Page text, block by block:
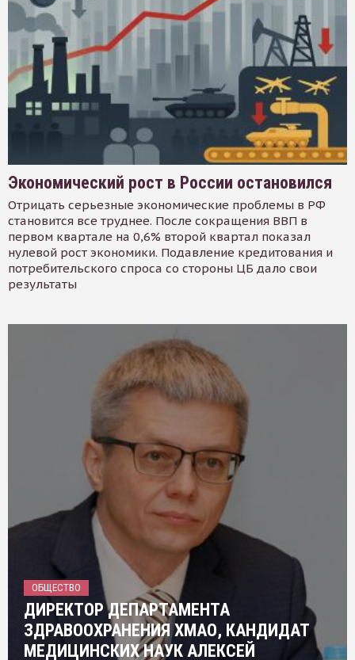
Экономический рост в России остановился
Отрицать серьезные экономические проблемы в РФ
становится все труднее. После сокращения ВВП в
первом квартале на 0,6% второй квартал показал
нулевой рост экономики. Подавление кредитования и
потребительского спроса со стороны ЦБ дало свои
результаты
ОБЩЕСТВО
ДИРЕКТОР ДЕПАРТАМЕНТА
ЗДРАВООХРАНЕНИЯ ХМАО, КАНДИДАТ
МЕДИЦИНСКИХ НАУК АЛЕКСЕЙ